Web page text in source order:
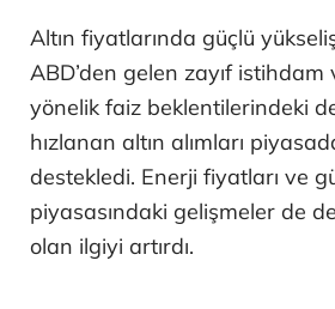
Altın fiyatlarında güçlü
ABD’den gelen zayıf istihdam
yönelik faiz beklentilerindeki
hızlanan altın alımları
destekledi. Enerji fiyatları ve
piyasasındaki gelişmeler de
olan ilgiyi artırdı.